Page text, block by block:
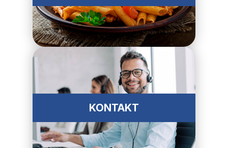
KONTAKT